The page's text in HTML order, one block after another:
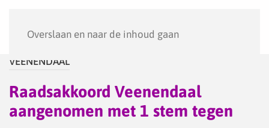
Overslaan en naar de inhoud gaan
VEENENDAAL
Raadsakkoord Veenendaal
aangenomen met 1 stem tegen